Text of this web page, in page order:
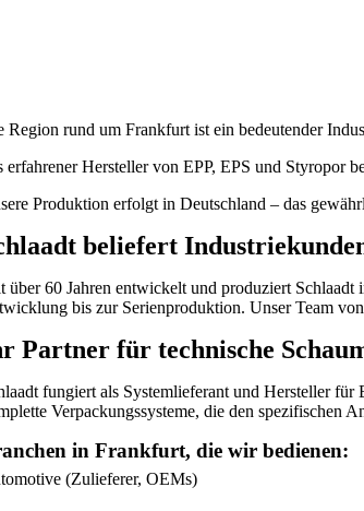
Region rund um Frankfurt ist ein bedeutender
erfahrener Hersteller von EPP, EPS und Styropor
Produktion erfolgt in Deutschland – das
beliefert
über 60 Jahren entwickelt und produziert
bis zur Serienproduktion. Unser Team
Partner für technische
fungiert als Systemlieferant und Hersteller
Verpackungssysteme, die den spezifischen
in Frankfurt, die wir bedienen:
(Zulieferer, OEMs)